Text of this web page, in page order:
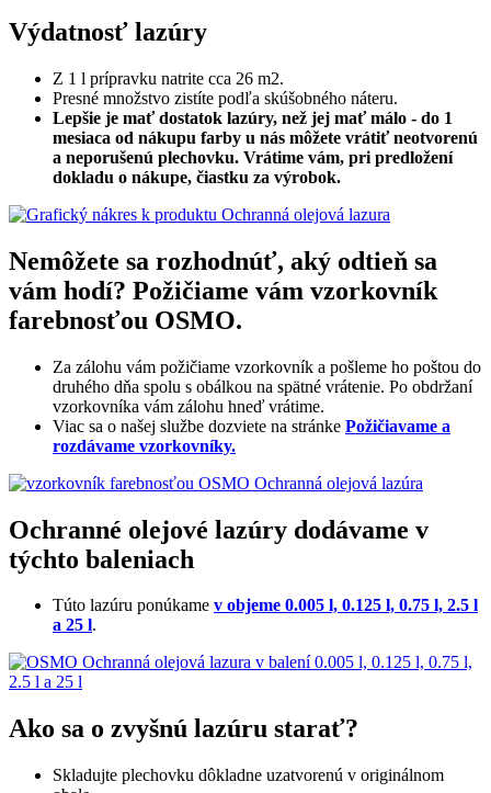
Výdatnosť lazúry
Z 1 l prípravku natrite cca 26 m2.
Presné množstvo zistíte podľa skúšobného náteru.
Lepšie je mať dostatok lazúry, než jej mať málo - do 1
mesiaca od nákupu farby u nás môžete vrátiť neotvorenú
a neporušenú plechovku. Vrátime vám, pri predložení
dokladu o nákupe, čiastku za výrobok.
Nemôžete sa rozhodnúť, aký odtieň sa
vám hodí? Požičiame vám vzorkovník
farebnosťou OSMO.
Za zálohu vám požičiame vzorkovník a pošleme ho poštou do
druhého dňa spolu s obálkou na spätné vrátenie. Po obdržaní
vzorkovníka vám zálohu hneď vrátime.
Viac sa o našej službe dozviete na stránke Požičiavame a
rozdávame vzorkovníky.
Ochranné olejové lazúry dodávame v
týchto baleniach
Túto lazúru ponúkame v objeme 0.005 l, 0.125 l, 0.75 l, 2.5 l
a 25 l.
Ako sa o zvyšnú lazúru starať?
Skladujte plechovku dôkladne uzatvorenú v originálnom